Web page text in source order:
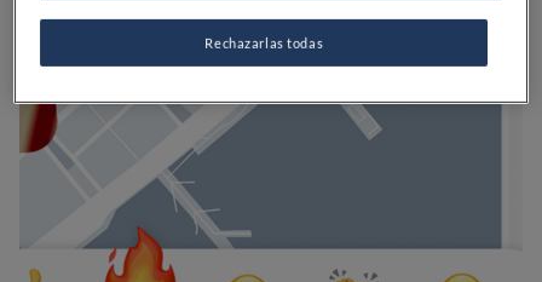
Rechazarlas todas